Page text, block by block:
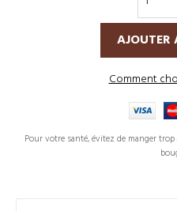
AJOUTER
Comment
Pour votre santé, évitez de manger